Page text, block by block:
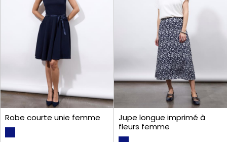
Robe courte unie femme
Jupe longue imprimé à
fleurs femme